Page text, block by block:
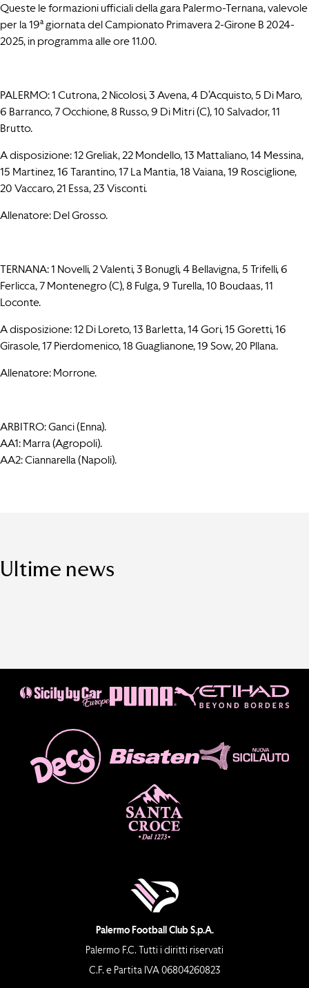
Queste le formazioni ufficiali della gara Palermo-Ternana, valevole
per la 19ª giornata del Campionato Primavera 2-Girone B 2024-
2025, in programma alle ore 11.00.
PALERMO: 1 Cutrona, 2 Nicolosi, 3 Avena, 4 D’Acquisto, 5 Di Maro,
6 Barranco, 7 Occhione, 8 Russo, 9 Di Mitri (C), 10 Salvador, 11
Brutto.
A disposizione: 12 Greliak, 22 Mondello, 13 Mattaliano, 14 Messina,
15 Martinez, 16 Tarantino, 17 La Mantia, 18 Vaiana, 19 Rosciglione,
20 Vaccaro, 21 Essa, 23 Visconti.
Allenatore: Del Grosso.
TERNANA: 1 Novelli, 2 Valenti, 3 Bonugli, 4 Bellavigna, 5 Trifelli, 6
Ferlicca, 7 Montenegro (C), 8 Fulga, 9 Turella, 10 Boudaas, 11
Loconte.
A disposizione: 12 Di Loreto, 13 Barletta, 14 Gori, 15 Goretti, 16
Girasole, 17 Pierdomenico, 18 Guaglianone, 19 Sow, 20 Pllana.
Allenatore: Morrone.
ARBITRO: Ganci (Enna).
AA1: Marra (Agropoli).
AA2: Ciannarella (Napoli).
Ultime news
Palermo Football Club S.p.A.
Palermo F.C. Tutti i diritti riservati
C.F. e Partita IVA 06804260823